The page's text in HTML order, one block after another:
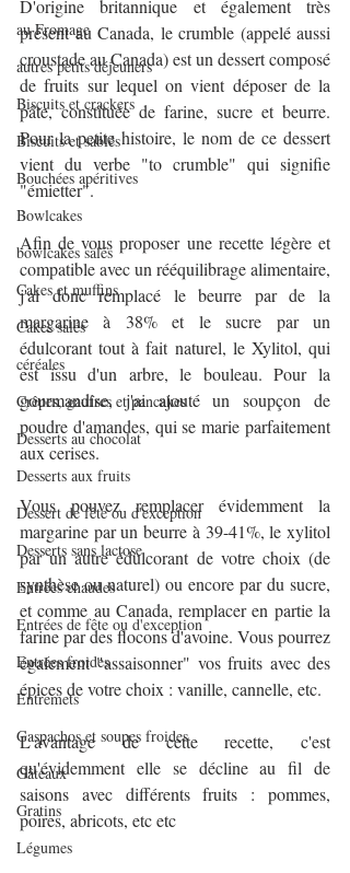
au Fromage
autres petits déjeuners
Biscuits et crackers
Biscuits et sablés
Bouchées apéritives
Bowlcakes
bowlcakes salés
Cakes et muffins
Cakes salés
céréales
Crêpes, gaufres et pancakes
Desserts au chocolat
Desserts aux fruits
Dessert de fête ou d'exception
Desserts sans lactose
Entrées chaudes
Entrées de fête ou d'exception
Entrées froides
Entremets
Gaspachos et soupes froides
Gâteaux
Gratins
Légumes
D'origine britannique et également très
présent au Canada, le crumble (appelé aussi
croustade au Canada) est un dessert composé
de fruits sur lequel on vient déposer de la
pâte, constituée de farine, sucre et beurre.
Pour la petite histoire, le nom de ce dessert
vient du verbe "to crumble" qui signifie
"émietter".
Afin de vous proposer une recette légère et
compatible avec un rééquilibrage alimentaire,
j'ai donc remplacé le beurre par de la
margarine à 38% et le sucre par un
édulcorant tout à fait naturel, le Xylitol, qui
est issu d'un arbre, le bouleau. Pour la
gourmandise, j'ai ajouté un soupçon de
poudre d'amandes, qui se marie parfaitement
aux cerises.
Vous pouvez remplacer évidemment la
margarine par un beurre à 39-41%, le xylitol
par un autre édulcorant de votre choix (de
synthèse ou naturel) ou encore par du sucre,
et comme au Canada, remplacer en partie la
farine par des flocons d'avoine. Vous pourrez
également "assaisonner" vos fruits avec des
épices de votre choix : vanille, cannelle, etc.
L'avantage de cette recette, c'est
qu'évidemment elle se décline au fil de
saisons avec différents fruits : pommes,
poires, abricots, etc etc